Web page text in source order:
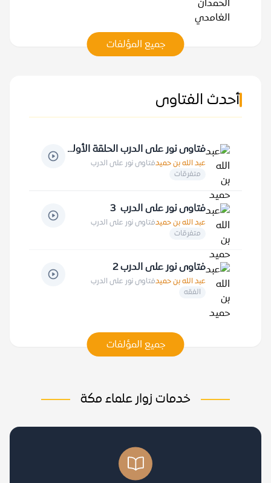
جميع المؤلفات
أحدث الفتاوى
فتاوى نور على الدرب الحلقة الأولى
عبد الله بن حميدفتاوى نور على الدرب
متفرقات
فتاوى نور على الدرب 3
عبد الله بن حميدفتاوى نور على الدرب
متفرقات
فتاوى نور على الدرب 2
عبد الله بن حميدفتاوى نور على الدرب
الفقه
جميع المؤلفات
خدمات زوار علماء مكة